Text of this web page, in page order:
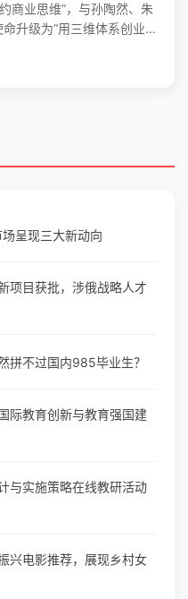
商业思维”，与孙陶然、朱
升级为“用三维体系创业
呈现三大新动向
项目获批，涉俄战略人才
拼不过国内985毕业生？
际教育创新与教育强国建
与实施策略在线教研活动
兴电影推荐，展现乡村女